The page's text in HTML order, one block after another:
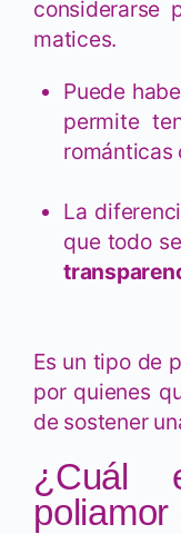
considerarse
matices.
Puede
permite
románticas
La
que todo
Es un tipo de
por quienes
de sostener
¿Cuál
poliamor